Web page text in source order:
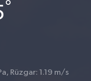
°
Rüzgar: 1.19 m/s